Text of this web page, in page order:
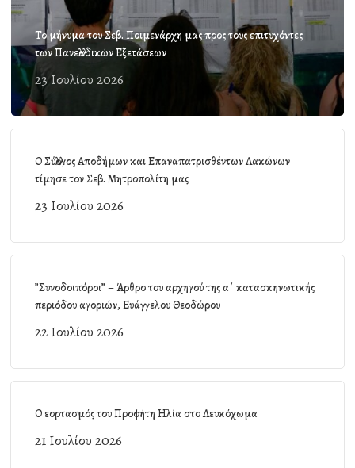
Το μήνυμα του Σεβ. Ποιμενάρχη μας προς τους επιτυχόντες
των Πανελλαδικών Εξετάσεων
23 Ιουλίου 2026
Ο Σύλλογος Αποδήμων και Επαναπατρισθέντων Λακώνων
τίμησε τον Σεβ. Μητροπολίτη μας
23 Ιουλίου 2026
”Συνοδοιπόροι” – Άρθρο του αρχηγού της α΄ κατασκηνωτικής
περιόδου αγοριών, Ευάγγελου Θεοδώρου
22 Ιουλίου 2026
Ο εορτασμός του Προφήτη Ηλία στο Λευκόχωμα
21 Ιουλίου 2026